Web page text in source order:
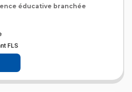
éducative branchée
FLS